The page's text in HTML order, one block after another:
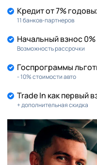
Кредит от 7%
11 банков-партнеров
Начальный взнос 0%
Возможность рассрочки
Госпрограммы
- 10% стоимости авто
Trade In как первый
+ дополнительная скидка